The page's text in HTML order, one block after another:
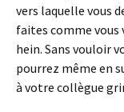
vers laquelle vous
faites comme vous
hein. Sans vouloir
pourrez même en
à votre collègue